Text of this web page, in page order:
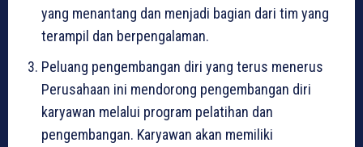
yang menantang dan menjadi bagian dari tim yang
terampil dan berpengalaman.
Peluang pengembangan diri yang terus menerus
Perusahaan ini mendorong pengembangan diri
karyawan melalui program pelatihan dan
pengembangan. Karyawan akan memiliki